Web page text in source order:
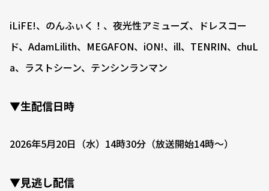
iLiFE!、のんふぃく！、夜光性アミューズ、ドレスコー
ド、AdamLilith、MEGAFON、iON!、ill、TENRIN、chuL
a、ラストシーン、テンシンランマン
▼生配信日時
2026年5月20日（水）14時30分（放送開始14時〜）
▼見逃し配信